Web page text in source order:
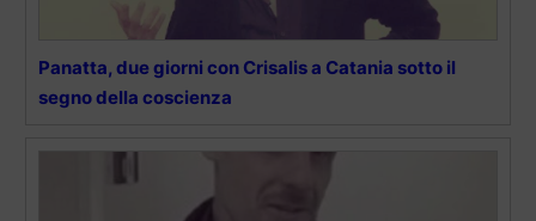
Panatta, due giorni con Crisalis a Catania sotto il
segno della coscienza